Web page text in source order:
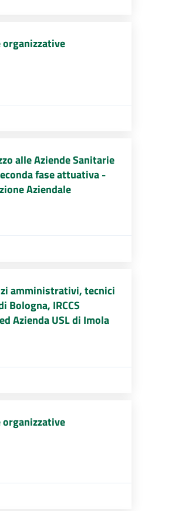
alle Aziende Sanitarie
fase attuativa -
Aziendale
amministrativi, tecnici
Bologna, IRCCS
Azienda USL di Imola